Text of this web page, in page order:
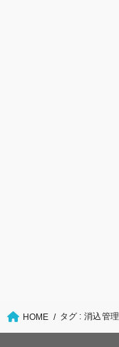
HOME タグ : 消込管理